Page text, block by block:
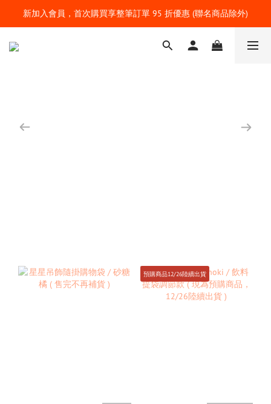
新加入會員，首次購買享整筆訂單 95 折優惠 (聯名商品除外)
預購商品12/26陸續出貨